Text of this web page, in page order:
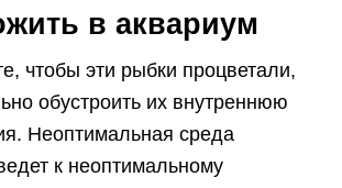
в аквариум
чтобы эти рыбки процветали,
обустроить их внутреннюю
Неоптимальная среда
к неоптимальному